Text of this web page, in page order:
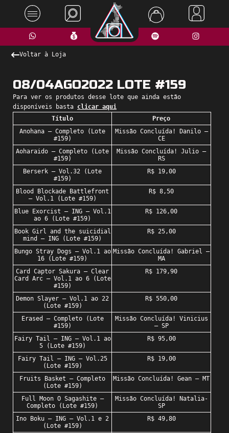
Voltar à Loja
08/04AGO2022 LOTE #159
Para ver os produtos desse lote que ainda estão
disponíveis basta clicar aqui
Título
Preço
Anohana – Completo (Lote
#159)
Missão Concluída! Danilo –
CE
Aoharaido – Completo (Lote
#159)
Missão Concluída! Julio –
RS
Berserk – Vol.32 (Lote
#159)
R$ 19,00
Blood Blockade Battlefront
– Vol.1 (Lote #159)
R$ 8,50
Blue Exorcist – ING – Vol.1
ao 6 (Lote #159)
R$ 126,00
Book Girl and the suicidial
mind – ING (Lote #159)
R$ 25,00
Bungo Stray Dogs – Vol.1 ao
16 (Lote #159)
Missão Concluída! Gabriel –
MA
Card Captor Sakura – Clear
Card Arc – Vol.1 ao 6 (Lote
#159)
R$ 179,90
Demon Slayer – Vol.1 ao 22
(Lote #159)
R$ 550,00
Erased – Completo (Lote
#159)
Missão Concluída! Vinicius
– SP
Fairy Tail – ING – Vol.1 ao
5 (Lote #159)
R$ 95,00
Fairy Tail – ING – Vol.25
(Lote #159)
R$ 19,00
Fruits Basket – Completo
(Lote #159)
Missão Concluída! Gean – MT
Full Moon O Sagashite –
Completo (Lote #159)
Missão Concluída! Natalia-
SP
Ino Boku – ING – Vol.1 e 2
(Lote #159)
R$ 49,80